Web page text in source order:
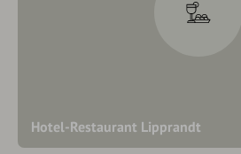
Hotel-Restaurant Lipprandt